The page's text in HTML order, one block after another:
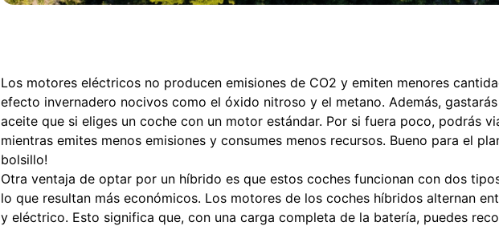
Los motores eléctricos no producen emisiones de CO2 y emiten menores
efecto invernadero nocivos como el óxido nitroso y el metano. Además,
aceite que si eliges un coche con un motor estándar. Por si fuera poco, podrás
mientras emites menos emisiones y consumes menos recursos. Bueno para el
bolsillo!
Otra ventaja de optar por un híbrido es que estos coches funcionan con dos
lo que resultan más económicos. Los motores de los coches híbridos alternan
y eléctrico. Esto significa que, con una carga completa de la batería, puedes